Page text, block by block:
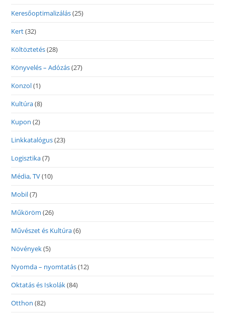
Keresőoptimalizálás(25)
Kert(32)
Költöztetés(28)
Könyvelés – Adózás(27)
Konzol(1)
Kultúra(8)
Kupon (2)
Linkkatalógus(23)
Logisztika(7)
Média, TV(10)
Mobil(7)
Műköröm (26)
Művészet és Kultúra(6)
Növények(5)
Nyomda – nyomtatás(12)
Oktatás és Iskolák(84)
Otthon (82)